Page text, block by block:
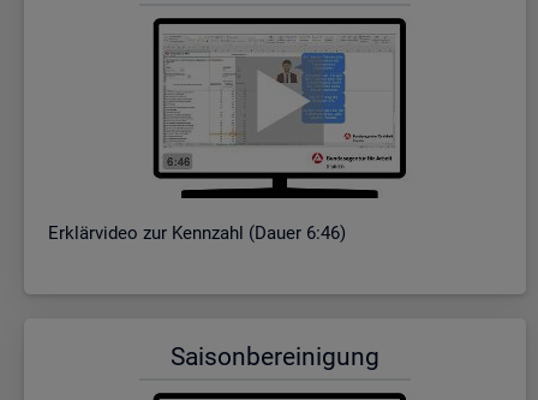
Er­klär­vi­deo zur Kenn­zahl (Dauer 6:46)
Sai­son­be­rei­ni­gung